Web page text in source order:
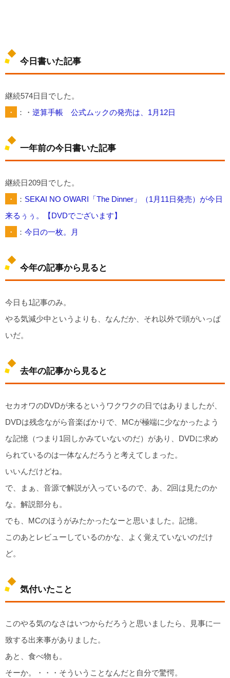
今日書いた記事
継続574日目でした。
・
：・ 逆算手帳 公式ムックの発売は、1月12日
一年前の今日書いた記事
継続日209目でした。
・
： SEKAI NO OWARI「The Dinner」（1月11日発売）が今日
来るぅぅ。【DVDでございます】
・
： 今日の一枚。月
今年の記事から見ると
今日も1記事のみ。
やる気減少中というよりも、なんだか、それ以外で頭がいっぱ
いだ。
去年の記事から見ると
セカオワのDVDが来るというワクワクの日ではありましたが、
DVDは残念ながら音楽ばかりで、MCが極端に少なかったよう
な記憶（つまり1回しかみていないのだ）があり、DVDに求め
られているのは一体なんだろうと考えてしまった。
いいんだけどね。
で、まぁ、音源で解説が入っているので、あ、2回は見たのか
な。解説部分も。
でも、MCのほうがみたかったなーと思いました。記憶。
このあとレビューしているのかな、よく覚えていないのだけ
ど。
気付いたこと
このやる気のなさはいつからだろうと思いましたら、見事に一
致する出来事がありました。
あと、食べ物も。
そーか。・・・そういうことなんだと自分で驚愕。